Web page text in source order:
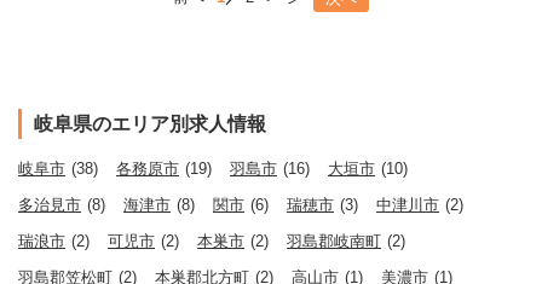
岐阜県のエリア別求人情報
岐阜市 (38) 各務原市 (19) 羽島市 (16) 大垣市 (10)
多治見市 (8) 海津市 (8) 関市 (6) 瑞穂市 (3) 中津川市 (2)
瑞浪市 (2) 可児市 (2) 本巣市 (2) 羽島郡岐南町 (2)
羽島郡笠松町 (2) 本巣郡北方町 (2) 高山市 (1) 美濃市 (1)